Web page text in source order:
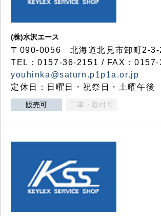
(株)水沢エース
〒090-0056 北海道北見市卸町2-3-
TEL：0157-36-2151 / FAX：
youhinka@saturn.p1p1a.or.jp
定休日：日曜日・祝祭日・土曜午後
販売可 工事・取付可